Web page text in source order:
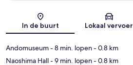
Kaart
In de buurt Lokaal vervoer
Andomuseum- 8 min. lopen- 0.8 km
Naoshima Hall- 9 min. lopen- 0.8 km